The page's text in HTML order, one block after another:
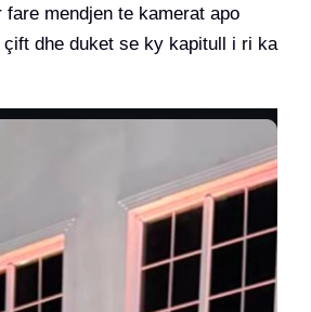
mendjen te kamerat apo
dhe duket se ky kapitull i ri ka